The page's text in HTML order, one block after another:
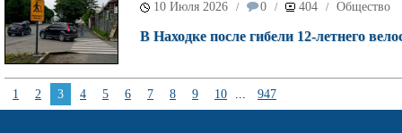
10 Июля 2026 / 0 / 404 / Общество
В Находке после гибели 12-летнего
1 2 3 4 5 6 7 8 9 10 ... 947